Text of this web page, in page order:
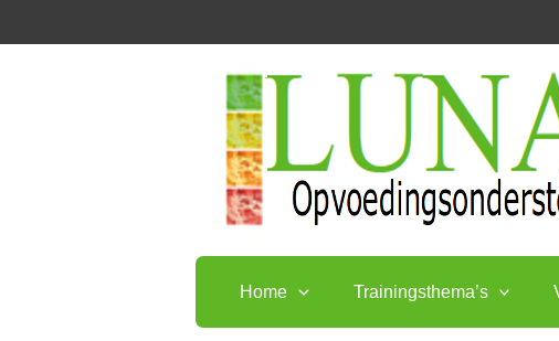
naar
Home Trainingsthema’s